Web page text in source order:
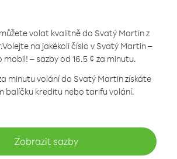
volat kvalitně do Svatý Martin z
Volejte na jakékoli číslo v Svatý Martin –
mobil! – sazby od 16.5 ¢ za minutu.
minutu volání do Svatý Martin získáte
balíčku kreditu nebo tarifu volání.
Zobrazit sazby